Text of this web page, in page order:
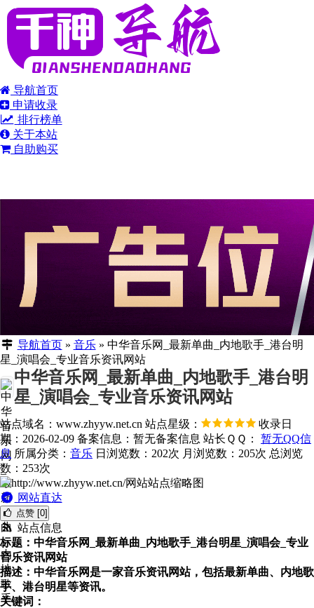
导航首页
申请收录
排行榜单
关于本站
自助购买
导航首页» 音乐» 中华音乐网_最新单曲_内地歌手_港台明
星_演唱会_专业音乐资讯网站
中华音乐网_最新单曲_内地歌手_港台明
星_演唱会_专业音乐资讯网站
站点域名：www.zhyyw.net.cn 站点星级：
收录日
期：2026-02-09 备案信息： 暂无备案信息 站长ＱＱ： 暂无QQ信
息 所属分类： 音乐 日浏览数：202次 月浏览数：205次 总浏览
数：253次
网站直达
点赞 [0]
站点信息
标题：中华音乐网_最新单曲_内地歌手_港台明星_演唱会_专业
音乐资讯网站
描述：中华音乐网是一家音乐资讯网站，包括最新单曲、内地歌
手、港台明星等资讯。
关键词：